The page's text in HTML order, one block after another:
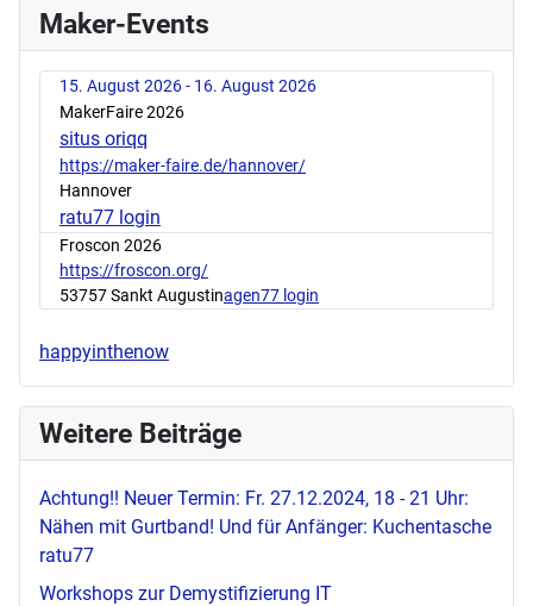
Maker-Events
15. August 2026 - 16. August 2026
MakerFaire 2026
situs oriqq
https://maker-faire.de/hannover/
Hannover
ratu77 login
Froscon 2026
https://froscon.org/
53757 Sankt Augustinagen77 login
happyinthenow
Weitere Beiträge
Achtung!! Neuer Termin: Fr. 27.12.2024, 18 - 21 Uhr:
Nähen mit Gurtband! Und für Anfänger: Kuchentasche
ratu77
Workshops zur Demystifizierung IT